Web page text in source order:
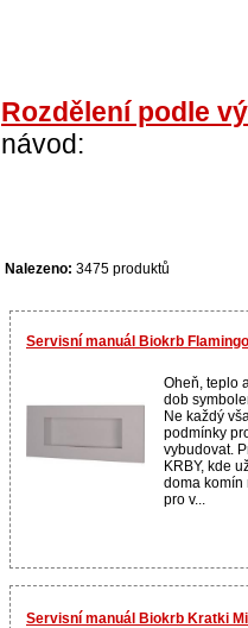
Rozdělení podle
návod:
Nalezeno: 3475 produktů
Servisní manuál Biokrb
Oheň, teplo
dob
Ne každý
podmínky
vybudovat.
KRBY, kde
doma komín
pro v...
Servisní manuál Biokrb Kratki